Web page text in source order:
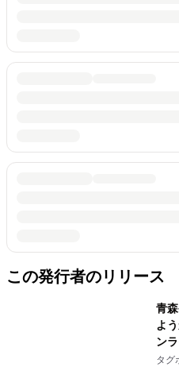
この発行者のリリース
青
よ
ン
ト！
タグ